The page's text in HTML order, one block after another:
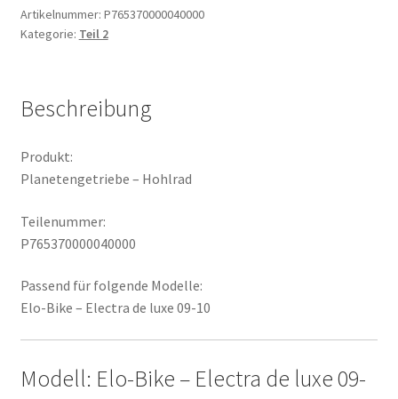
Artikelnummer: P765370000040000
Kategorie: Teil 2
Beschreibung
Produkt:
Planetengetriebe – Hohlrad
Teilenummer:
P765370000040000
Passend für folgende Modelle:
Elo-Bike – Electra de luxe 09-10
Modell: Elo-Bike – Electra de luxe 09-